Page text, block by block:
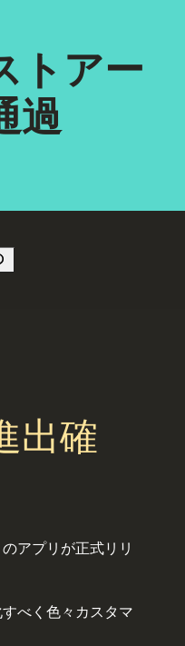
トアー
過
出確
アプリが正式リリ
べく色々カスタマ